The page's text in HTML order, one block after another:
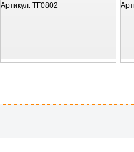
Артикул: TF0802